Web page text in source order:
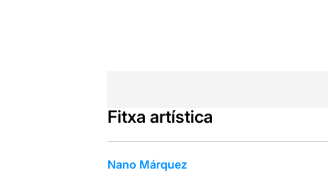
Fitxa artística
Nano Márquez